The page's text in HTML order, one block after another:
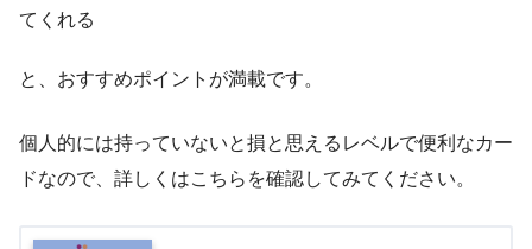
てくれる
と、おすすめポイントが満載です。
個人的には持っていないと損と思えるレベルで便利なカー
ドなので、詳しくはこちらを確認してみてください。